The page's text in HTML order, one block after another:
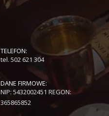
TELEFON:
tel. 502 621 304
DANE FIRMOWE:
NIP: 5432002451 REGON:
365865852